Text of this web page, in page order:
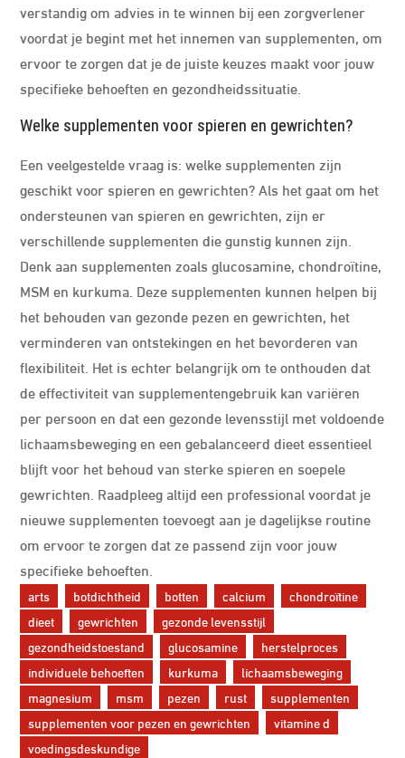
verstandig om advies in te winnen bij een zorgverlener
voordat je begint met het innemen van supplementen, om
ervoor te zorgen dat je de juiste keuzes maakt voor jouw
specifieke behoeften en gezondheidssituatie.
Welke supplementen voor spieren en gewrichten?
Een veelgestelde vraag is: welke supplementen zijn
geschikt voor spieren en gewrichten? Als het gaat om het
ondersteunen van spieren en gewrichten, zijn er
verschillende supplementen die gunstig kunnen zijn.
Denk aan supplementen zoals glucosamine, chondroïtine,
MSM en kurkuma. Deze supplementen kunnen helpen bij
het behouden van gezonde pezen en gewrichten, het
verminderen van ontstekingen en het bevorderen van
flexibiliteit. Het is echter belangrijk om te onthouden dat
de effectiviteit van supplementengebruik kan variëren
per persoon en dat een gezonde levensstijl met voldoende
lichaamsbeweging en een gebalanceerd dieet essentieel
blijft voor het behoud van sterke spieren en soepele
gewrichten. Raadpleeg altijd een professional voordat je
nieuwe supplementen toevoegt aan je dagelijkse routine
om ervoor te zorgen dat ze passend zijn voor jouw
specifieke behoeften.
arts botdichtheid botten calcium
chondroïtine
dieet
gewrichten
gezonde levensstijl
gezondheidstoestand
glucosamine
herstelproces
individuele behoeften
kurkuma
lichaamsbeweging
magnesium
msm pezen rust
supplementen
supplementen voor pezen en gewrichten
vitamine d
voedingsdeskundige